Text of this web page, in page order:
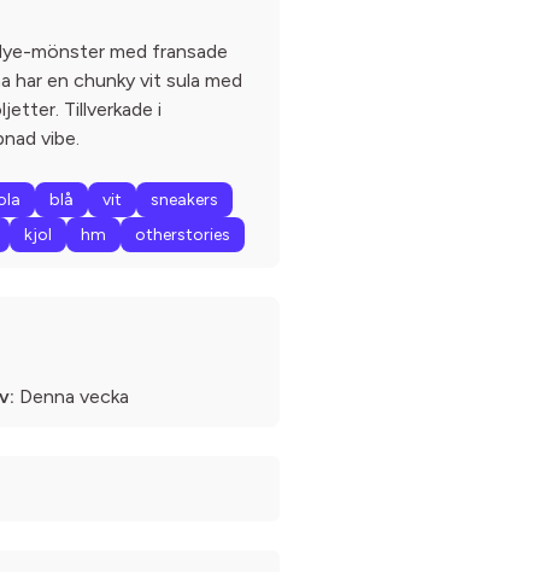
mönster med fransade
har en chunky vit sula med
Tillverkade i
vibe.
blå vit
sneakers
kjol
hm otherstories
Denna vecka